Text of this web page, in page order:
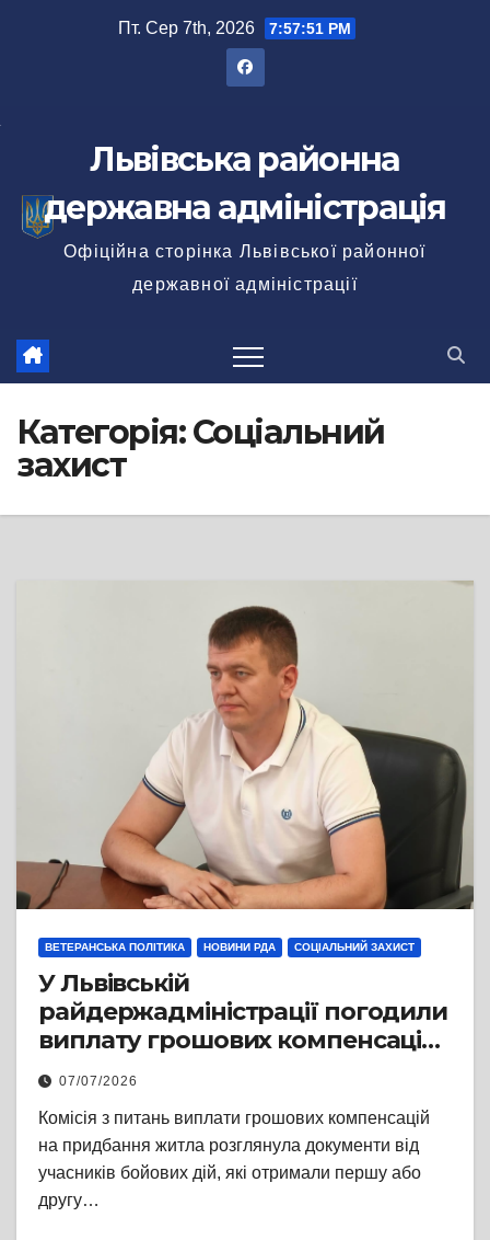
Пт. Сер 7th, 2026 7:57:53 PM
Львівська районна
державна адміністрація
Офіційна сторінка Львівської районної
державної адміністрації
Категорія:Соціальний
захист
ВЕТЕРАНСЬКА ПОЛІТИКА НОВИНИ РДА СОЦІАЛЬНИЙ ЗАХИСТ
У Львівській
райдержадміністрації погодили
виплату грошових компенсацій
на придбання житла для восьми
ветеранів
07/07/2026
Комісія з питань виплати грошових компенсацій
на придбання житла розглянула документи від
учасників бойових дій, які отримали першу або
другу…